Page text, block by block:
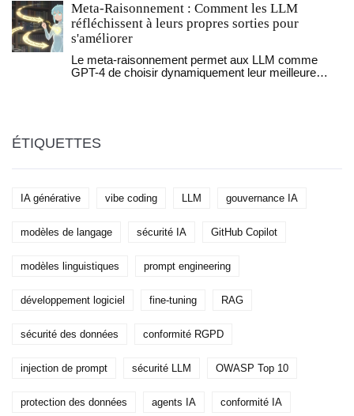
résultats concrets : réduction des coûts, gains de
temps et amélioration de la satisfaction client.
Meta-Raisonnement : Comment les LLM
réfléchissent à leurs propres sorties pour
s'améliorer
Le meta-raisonnement permet aux LLM comme
GPT-4 de choisir dynamiquement leur meilleure
ÉTIQUETTES
IA générative vibe coding LLM gouvernance IA
modèles de langage sécurité IA GitHub Copilot
modèles linguistiques prompt engineering
développement logiciel fine-tuning RAG
sécurité des données conformité RGPD
injection de prompt sécurité LLM OWASP Top 10
protection des données agents IA conformité IA